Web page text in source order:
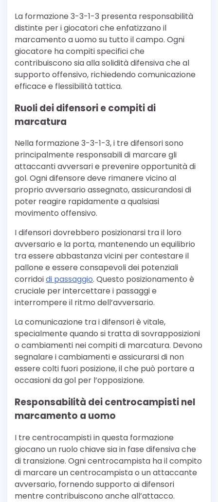
La formazione 3-3-1-3 presenta responsabilità
distinte per i giocatori che enfatizzano il
marcamento a uomo su tutto il campo. Ogni
giocatore ha compiti specifici che
contribuiscono sia alla solidità difensiva che al
supporto offensivo, richiedendo comunicazione
efficace e flessibilità tattica.
Ruoli dei difensori e compiti di
marcatura
Nella formazione 3-3-1-3, i tre difensori sono
principalmente responsabili di marcare gli
attaccanti avversari e prevenire opportunità di
gol. Ogni difensore deve rimanere vicino al
proprio avversario assegnato, assicurandosi di
poter reagire rapidamente a qualsiasi
movimento offensivo.
I difensori dovrebbero posizionarsi tra il loro
avversario e la porta, mantenendo un equilibrio
tra essere abbastanza vicini per contestare il
pallone e essere consapevoli dei potenziali
corridoidi passaggio. Questo posizionamento è
cruciale per intercettare i passaggi e
interrompere il ritmo dell’avversario.
La comunicazione tra i difensori è vitale,
specialmente quando si tratta di sovrapposizioni
o cambiamenti nei compiti di marcatura. Devono
segnalare i cambiamenti e assicurarsi di non
essere colti fuori posizione, il che può portare a
occasioni da gol per l’opposizione.
Responsabilità dei centrocampisti nel
marcamento a uomo
I tre centrocampisti in questa formazione
giocano un ruolo chiave sia in fase difensiva che
di transizione. Ogni centrocampista ha il compito
di marcare un centrocampista o un attaccante
avversario, fornendo supporto ai difensori
mentre contribuiscono anche all’attacco.